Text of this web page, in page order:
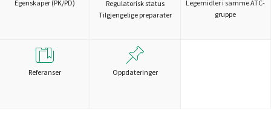
Egenskaper (PK/PD)
Regulatorisk status
Tilgjengelige preparater
Legemidler i samme ATC-
gruppe
Referanser Oppdateringer